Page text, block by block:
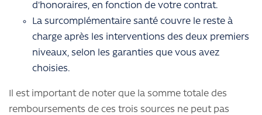
d'honoraires, en fonction de votre contrat.
La surcomplémentaire santé couvre le reste à
charge après les interventions des deux premiers
niveaux, selon les garanties que vous avez
choisies.
Il est important de noter que la somme totale des
remboursements de ces trois sources ne peut pas